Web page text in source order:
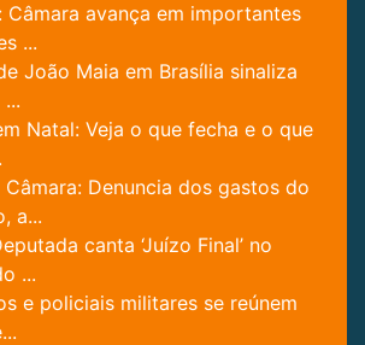
Câmara avança em importantes
...
João Maia em Brasília sinaliza
Natal: Veja o que fecha e o que
Câmara: Denuncia dos gastos do
a...
canta ‘Juízo Final’ no
...
e policiais militares se reúnem